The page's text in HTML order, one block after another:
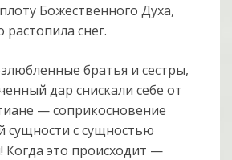
Божественного Духа,
снег.
братья и сестры,
дар снискали себе от
— соприкосновение
сущности с сущностью
Когда это происходит —